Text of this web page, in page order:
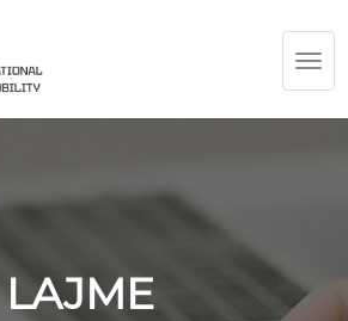
LAJME